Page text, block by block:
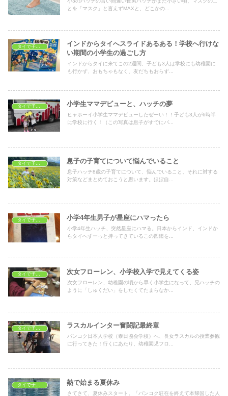
とを「マスク」と言えずMAXと、どこかの...
インドからタイへスライドあるある！学校へ行けな
い期間の小学生の過ごし方
インドからタイに来てこの2週間、子ども3人は学校にも幼稚園に
も行かず、おもちゃもなく、友だちもおらず...
タイで子育て 小学生ママデビューと、ハッチの夢
ヒャホーイ小学生ママデビューしたぜーい！！子ども3人が6時半
に学校に行く！（この写真は息子がすでにバ...
息子の子育てについて悩んでいること
息子ハッチ8歳の子育てについて、悩んでいること、それに対する
対策などまとめておこうと思います。ほぼ自...
タイで子育て 小学4年生男子が星座にハマったら
小学4年生ハッチ、突然星座にハマる。日本からインド、インドか
らタイへずーっと持ってきているこの図鑑を...
次女フローレン、小学校入学で見えてくる姿
次女フローレン、幼稚園の頃から早く小学生になって、兄ハッチの
ように「しゅくだい」をしたくてたまらなか...
ラスカルインター奮闘記最終章
バンコク日本人学校（泰日協会学校）へ、長女ラスカルの授業参観
に行ってきた！行くにあたり、幼稚園児フロ...
タイで子育て 熱で始まる夏休み
さてさて、夏休みスタート。「バンコク駐在を終えて本帰国した人